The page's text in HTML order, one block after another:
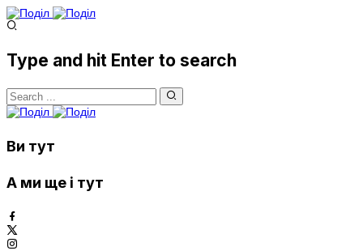
Type and hit Enter to search
Ви тут
А ми ще і тут